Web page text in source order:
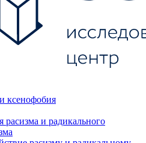
ксенофобия
расизма и радикального